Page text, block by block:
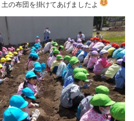
土の布団を掛けてあげましたよ